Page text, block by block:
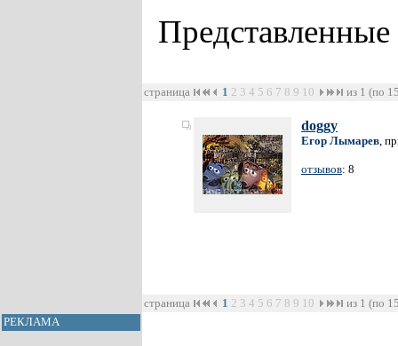
РЕКЛАМА
страница 1 2 3 4 5 6 7 8 9 10 из 1 (по
doggy
Егор Лымарев,
отзывов: 8
страница 1 2 3 4 5 6 7 8 9 10 из 1 (по